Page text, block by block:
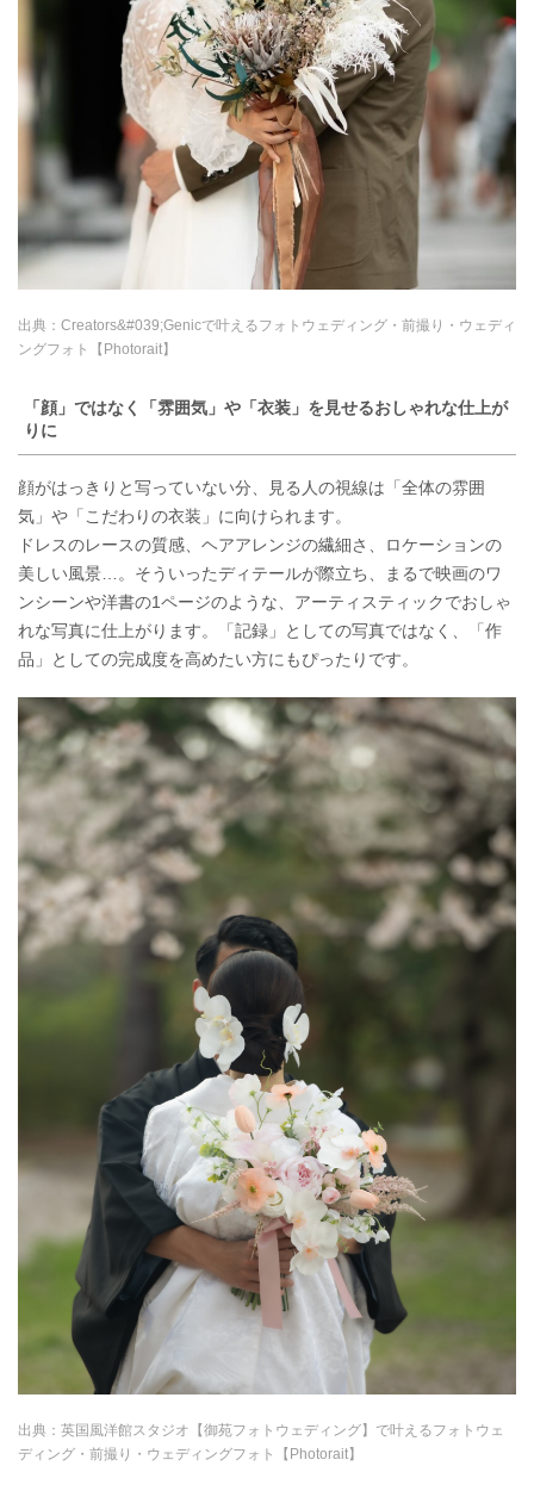
出典： Creators&#039;Genicで叶えるフォトウェディング・前撮り・ウェディ
ングフォト【Photorait】
「顔」ではなく「雰囲気」や「衣装」を見せるおしゃれな仕上が
りに
顔がはっきりと写っていない分、見る人の視線は「全体の雰囲
気」や「こだわりの衣装」に向けられます。
ドレスのレースの質感、ヘアアレンジの繊細さ、ロケーションの
美しい風景…。そういったディテールが際立ち、まるで映画のワ
ンシーンや洋書の1ページのような、アーティスティックでおしゃ
れな写真に仕上がります。「記録」としての写真ではなく、「作
品」としての完成度を高めたい方にもぴったりです。
出典： 英国風洋館スタジオ【御苑フォトウェディング】で叶えるフォトウェ
ディング・前撮り・ウェディングフォト【Photorait】